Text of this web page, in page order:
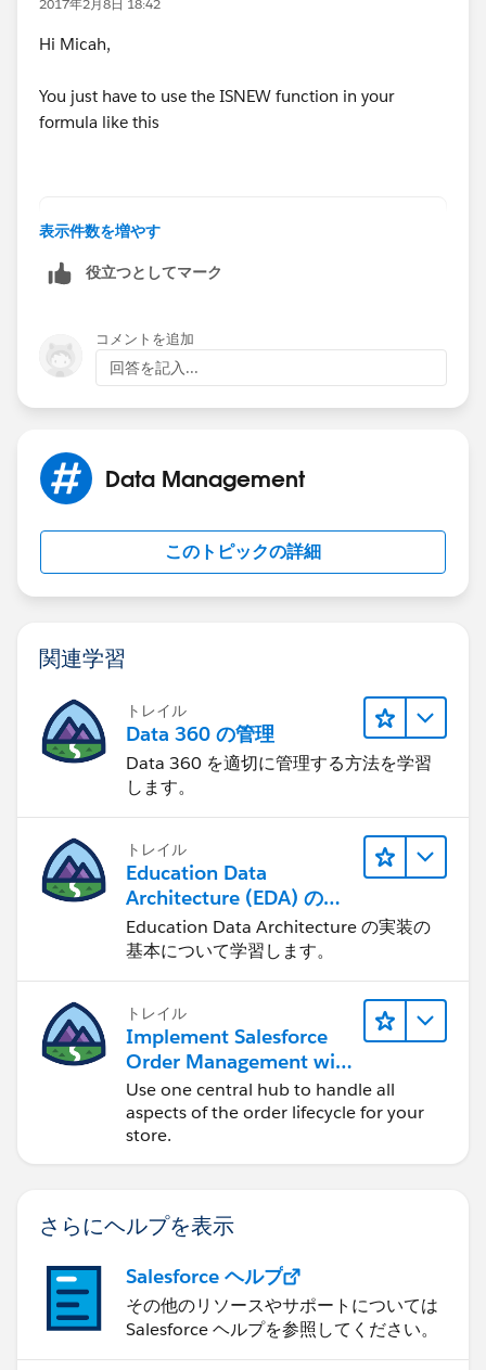
Jsut my 2 cents.
Hi Micah,
You just have to use the ISNEW function in your
formula like this
AND(
$User.UserRoleId  = "00Ej0000001ITtG",
表示件数を増やす
役立つとしてマーク
コメントを追加
回答を記入...
Data Management
このトピックの詳細
関連学習
トレイル
Data 360 の管理
Data 360 を適切に管理する方法を学習
します。
トレイル
Education Data
Architecture (EDA) の管
理
Education Data Architecture の実装の
基本について学習します。
トレイル
Implement Salesforce
Order Management with
a B2B, B2C, or B2B2C
Commerce Store
Use one central hub to handle all
aspects of the order lifecycle for your
store.
さらにヘルプを表示
Salesforce ヘルプ
その他のリソースやサポートについては
Salesforce ヘルプを参照してください。